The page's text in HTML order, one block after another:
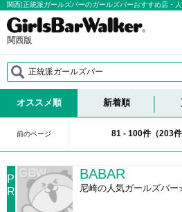
関西|正統派ガールズバーのガールズバーおすすめ店・
関西版
正統派ガールズバー
オススメ順 新着順
前のページ 81 - 100件（203件
P
R
BABAR
尼崎の人気ガールズバ